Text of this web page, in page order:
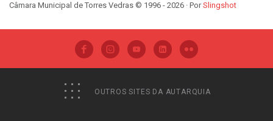
Câmara Municipal de Torres Vedras © 1996 - 2026 · PorSlingshot
OUTROS SITES DA AUTARQUIA